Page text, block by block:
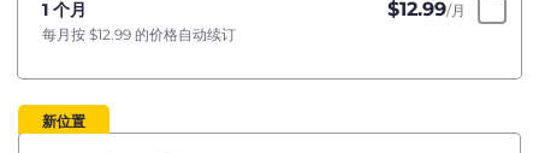
1 个月 $12.99/月
每月按 $12.99 的价格自动续订
新位置